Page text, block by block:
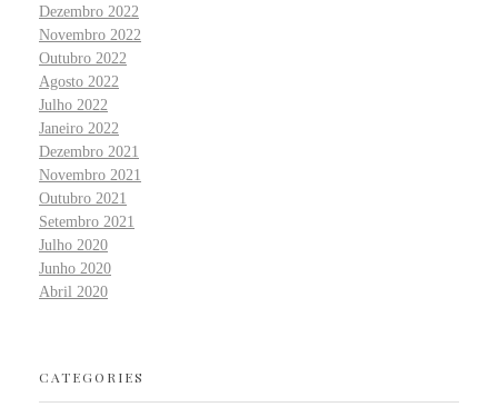
Dezembro 2022
Novembro 2022
Outubro 2022
Agosto 2022
Julho 2022
Janeiro 2022
Dezembro 2021
Novembro 2021
Outubro 2021
Setembro 2021
Julho 2020
Junho 2020
Abril 2020
CATEGORIES